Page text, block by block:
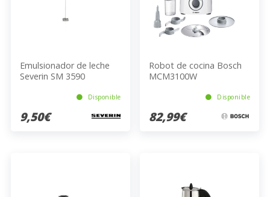
Emulsionador de leche
Severin SM 3590
Disponible
9,50€
Robot de cocina Bosch
MCM3100W
Disponible
82,99€